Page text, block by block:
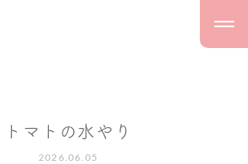
トマトの水やり
2026.06.05